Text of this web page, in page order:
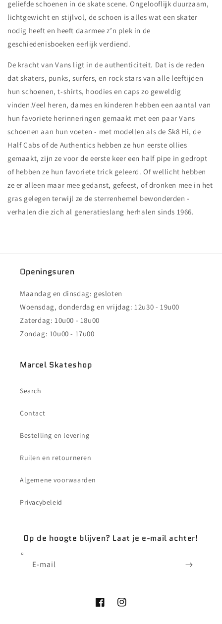
geliefde schoenen in de skate scene. Ongelooflijk duurzaam,
lichtgewicht en stijlvol, de schoen is alles wat een skater
nodig heeft en heeft daarmee z’n plek in de
geschiedenisboeken eerlijk verdiend.
De kracht van Vans ligt in de authenticiteit. Dat is de reden
dat skaters, punks, surfers, en rock stars van alle leeftijden
hun schoenen, t-shirts, hoodies en caps zo geweldig
vinden.Veel heren, dames en kinderen hebben een aantal van
hun favoriete herinneringen gemaakt met een paar Vans
schoenen aan hun voeten - met modellen als de Sk8 Hi, de
Half Cabs of de Authentics hebben ze hun eerste ollies
gemaakt, zijn ze voor de eerste keer een half pipe in gedropt
of hebben ze hun favoriete trick geleerd. Of wellicht hebben
ze er alleen maar mee gedanst, gefeest, of dronken mee in het
gras gelegen terwijl ze de sterrenhemel bewonderden -
verhalen die zich al generatieslang herhalen sinds 1966.
Openingsuren
Maandag en dinsdag: gesloten
Woensdag, donderdag en vrijdag: 12u30 - 19u00
Zaterdag: 10u00 - 18u00
Zondag: 10u00 - 17u00
Marcel Skateshop
Search
Contact
Bestelling en levering
Ruilen en retourneren
Algemene voorwaarden
Privacybeleid
Op de hoogte blijven? Laat je e-mail achter!
E‑mail
FacebookInstagram